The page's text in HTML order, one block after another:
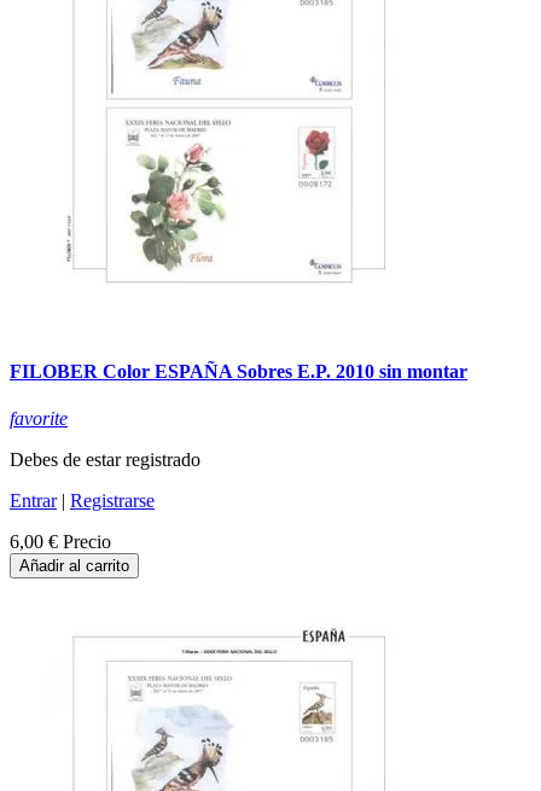
FILOBER Color ESPAÑA Sobres E.P. 2010 sin montar
favorite
Debes de estar registrado
Entrar| Registrarse
6,00 € Precio
Añadir al carrito